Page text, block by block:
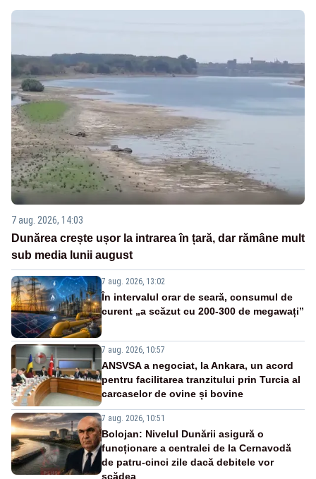
7 aug. 2026, 14:03
Dunărea crește ușor la intrarea în țară, dar rămâne mult
sub media lunii august
7 aug. 2026, 13:02
În intervalul orar de seară, consumul de
curent „a scăzut cu 200-300 de megawați”
7 aug. 2026, 10:57
ANSVSA a negociat, la Ankara, un acord
pentru facilitarea tranzitului prin Turcia al
carcaselor de ovine și bovine
7 aug. 2026, 10:51
Bolojan: Nivelul Dunării asigură o
funcționare a centralei de la Cernavodă
de patru-cinci zile dacă debitele vor
scădea